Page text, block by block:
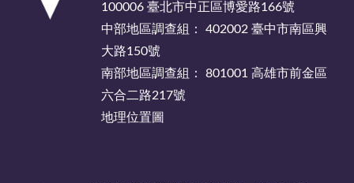
100006 臺北市中正區博愛路166號
中部地區調查組： 402002 臺中市南區興
大路150號
南部地區調查組： 801001 高雄市前金區
六合二路217號
地理位置圖